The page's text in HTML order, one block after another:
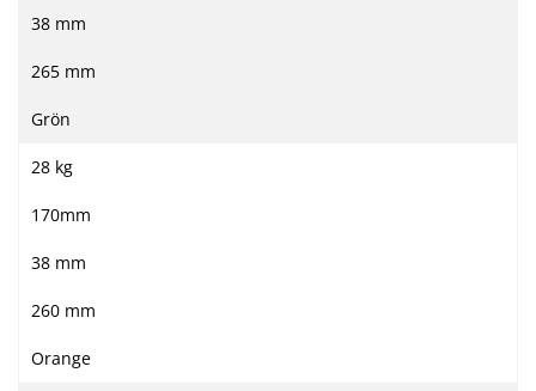
38 mm
265 mm
Grön
28 kg
170mm
38 mm
260 mm
Orange